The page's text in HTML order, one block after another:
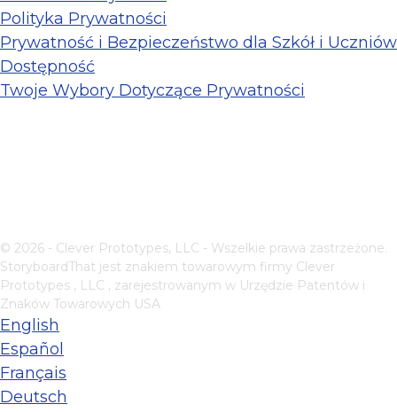
Polityka Prywatności
Prywatność i Bezpieczeństwo dla Szkół i Uczniów
Dostępność
Twoje Wybory Dotyczące Prywatności
© 2026 - Clever Prototypes, LLC - Wszelkie prawa zastrzeżone.
StoryboardThat jest znakiem towarowym firmy Clever
Prototypes , LLC , zarejestrowanym w Urzędzie Patentów i
Znaków Towarowych USA
English
Español
Français
Deutsch